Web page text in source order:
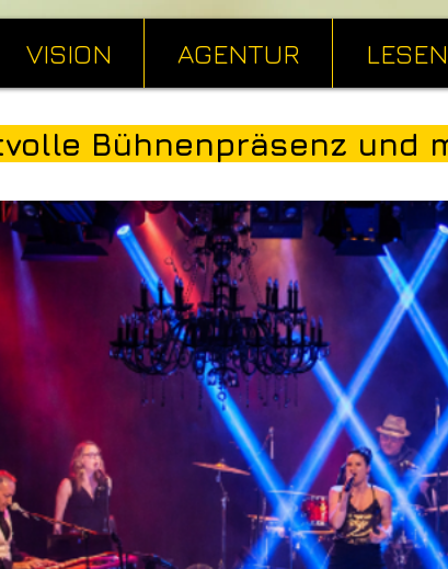
VISION AGENTUR
Bühnenpräsenz und